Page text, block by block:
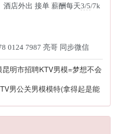
店外出 接单 薪酬每天3/5/7k
0124 7987 亮哥 同步微信
昆明市招聘KTV男模=梦想不会
男公关男模模特(拿得起是能